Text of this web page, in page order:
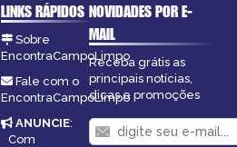
LINKS RÁPIDOS
Sobre
EncontraCampoLimpo
Fale com o
EncontraCampoLimpo
ANUNCIE:
Com
NOVIDADES POR E-
MAIL
Receba grátis as
principais notícias,
dicas e promoções